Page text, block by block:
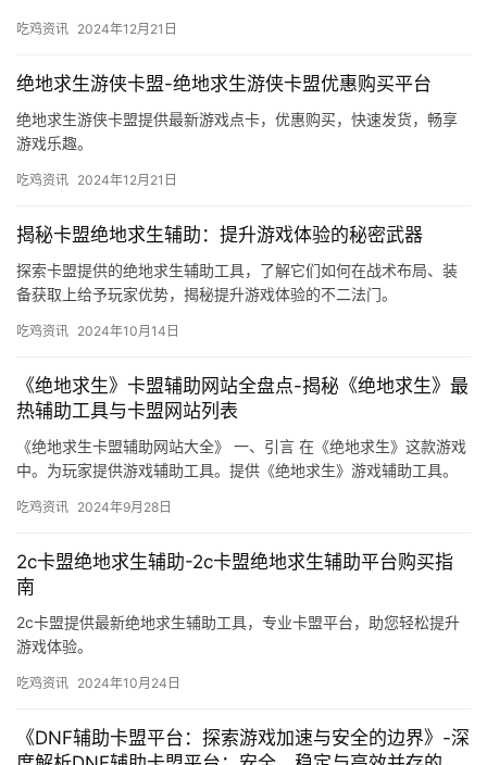
吃鸡资讯 2024年12月21日
绝地求生游侠卡盟-绝地求生游侠卡盟优惠购买平台
绝地求生游侠卡盟提供最新游戏点卡，优惠购买，快速发货，畅享
游戏乐趣。
吃鸡资讯 2024年12月21日
揭秘卡盟绝地求生辅助：提升游戏体验的秘密武器
探索卡盟提供的绝地求生辅助工具，了解它们如何在战术布局、装
备获取上给予玩家优势，揭秘提升游戏体验的不二法门。
吃鸡资讯 2024年10月14日
《绝地求生》卡盟辅助网站全盘点-揭秘《绝地求生》最
热辅助工具与卡盟网站列表
《绝地求生卡盟辅助网站大全》 一、引言 在《绝地求生》这款游戏
中。为玩家提供游戏辅助工具。提供《绝地求生》游戏辅助工具。
吃鸡资讯 2024年9月28日
2c卡盟绝地求生辅助-2c卡盟绝地求生辅助平台购买指
南
2c卡盟提供最新绝地求生辅助工具，专业卡盟平台，助您轻松提升
游戏体验。
吃鸡资讯 2024年10月24日
《DNF辅助卡盟平台：探索游戏加速与安全的边界》-深